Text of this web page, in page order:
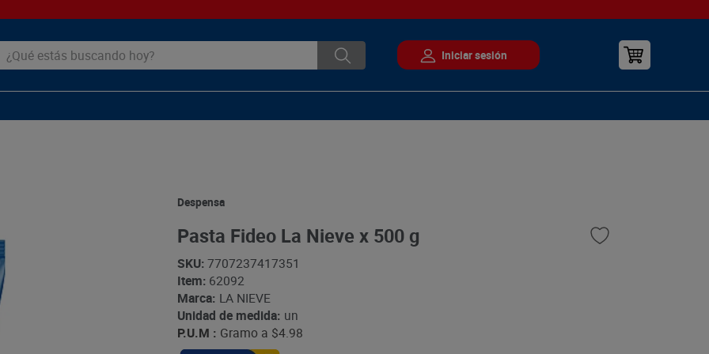
estás buscando hoy?
Despensa
Pasta Fideo La Nieve x 500 g
SKU: 7707237417351
Item: 62092
Marca: LA NIEVE
Unidad de medida: un
P.U.M : Gramo a $4.98